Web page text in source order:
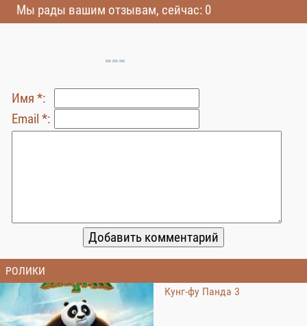
Мы рады вашим отзывам, сейчас: 0
Имя *:
Email *:
РОЛИКИ
Кунг-фу Панда 3